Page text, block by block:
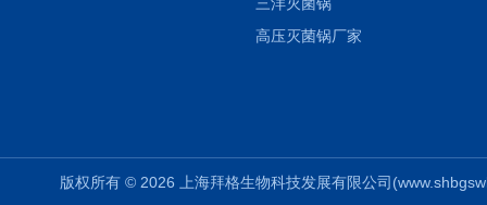
高压灭菌锅厂家
版权所有 © 2026 上海拜格生物科技发展有限公司